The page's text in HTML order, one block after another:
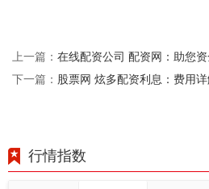
上一篇： 在线配资公司 配资网：助您
下一篇： 股票网 炫多配资利息：费用
行情指数